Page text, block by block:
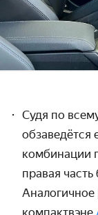
Судя по
обзаведётся
комбинации
правая
Аналогичное
компактвэне